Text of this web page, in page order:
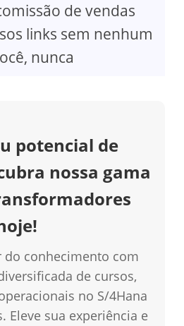
i
d
o
de vendas
links sem nenhum
nunca
potencial de
nossa gama
do conhecimento com
de cursos,
no S/4Hana
Eleve sua experiência e